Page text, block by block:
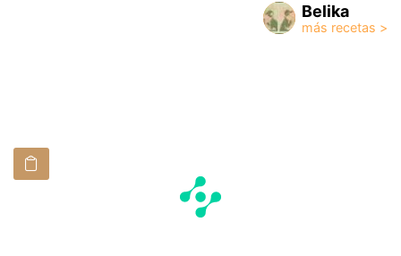
Belika